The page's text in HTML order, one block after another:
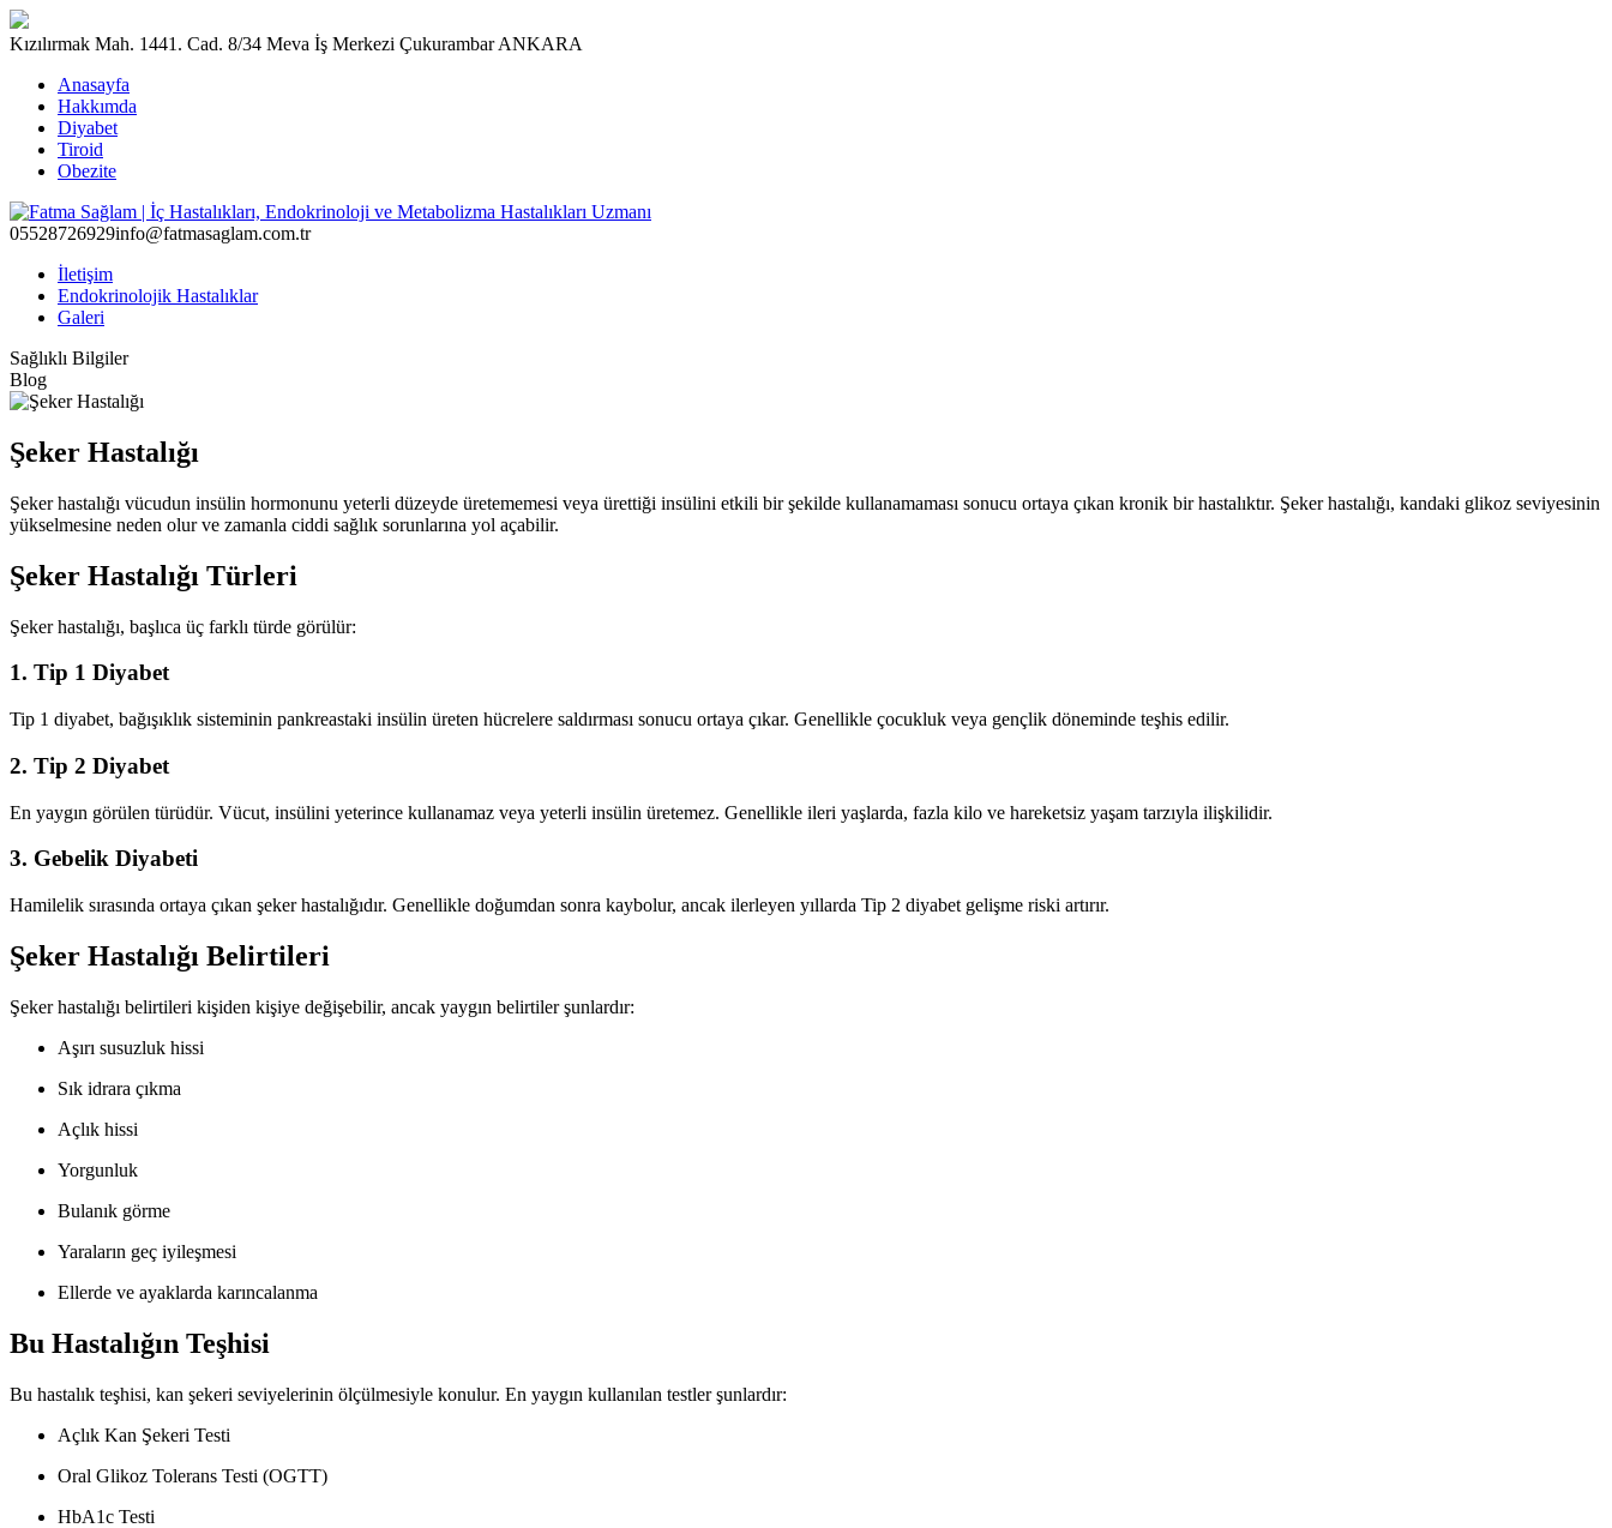
Kızılırmak Mah. 1441. Cad. 8/34 Meva İş Merkezi Çukurambar ANKARA
Anasayfa
Hakkımda
Diyabet
Tiroid
Obezite
05528726929info@fatmasaglam.com.tr
İletişim
Endokrinolojik Hastalıklar
Galeri
Sağlıklı Bilgiler
Blog
Şeker Hastalığı
Şeker hastalığı vücudun insülin hormonunu yeterli düzeyde üretememesi veya ürettiği insülini etkili bir şekilde kullanamaması sonucu ortaya çıkan kronik bir hastalıktır. Şeker hastalığı, kandaki glikoz seviyesinin
yükselmesine neden olur ve zamanla ciddi sağlık sorunlarına yol açabilir.
Şeker Hastalığı Türleri
Şeker hastalığı, başlıca üç farklı türde görülür:
1. Tip 1 Diyabet
Tip 1 diyabet, bağışıklık sisteminin pankreastaki insülin üreten hücrelere saldırması sonucu ortaya çıkar. Genellikle çocukluk veya gençlik döneminde teşhis edilir.
2. Tip 2 Diyabet
En yaygın görülen türüdür. Vücut, insülini yeterince kullanamaz veya yeterli insülin üretemez. Genellikle ileri yaşlarda, fazla kilo ve hareketsiz yaşam tarzıyla ilişkilidir.
3. Gebelik Diyabeti
Hamilelik sırasında ortaya çıkan şeker hastalığıdır. Genellikle doğumdan sonra kaybolur, ancak ilerleyen yıllarda Tip 2 diyabet gelişme riski artırır.
Şeker Hastalığı Belirtileri
Şeker hastalığı belirtileri kişiden kişiye değişebilir, ancak yaygın belirtiler şunlardır:
Aşırı susuzluk hissi
Sık idrara çıkma
Açlık hissi
Yorgunluk
Bulanık görme
Yaraların geç iyileşmesi
Ellerde ve ayaklarda karıncalanma
Bu Hastalığın Teşhisi
Bu hastalık teşhisi, kan şekeri seviyelerinin ölçülmesiyle konulur. En yaygın kullanılan testler şunlardır:
Açlık Kan Şekeri Testi
Oral Glikoz Tolerans Testi (OGTT)
HbA1c Testi